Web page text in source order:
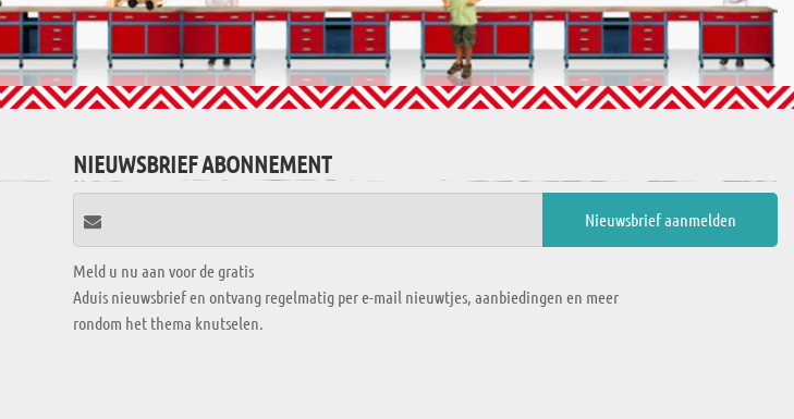
NIEUWSBRIEF ABONNEMENT
Meld u nu aan voor de gratis
Aduis nieuwsbrief en ontvang regelmatig per e-mail nieuwtjes, aanbiedingen en meer
rondom het thema knutselen.